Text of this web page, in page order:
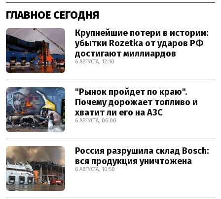
ГЛАВНОЕ СЕГОДНЯ
Крупнейшие потери в истории:
убытки Rozetka от ударов РФ
достигают миллиардов
6 АВГУСТА, 12:10
"Рынок пройдет по краю".
Почему дорожает топливо и
хватит ли его на АЗС
6 АВГУСТА, 06:00
Россия разрушила склад Bosch:
вся продукция уничтожена
6 АВГУСТА, 10:50